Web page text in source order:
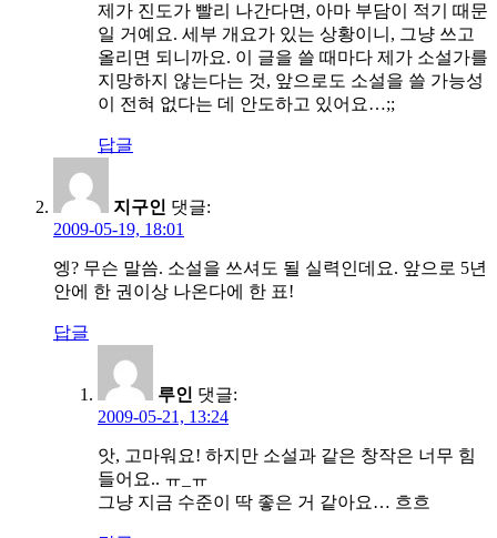
제가 진도가 빨리 나간다면, 아마 부담이 적기 때문
일 거예요. 세부 개요가 있는 상황이니, 그냥 쓰고
올리면 되니까요. 이 글을 쓸 때마다 제가 소설가를
지망하지 않는다는 것, 앞으로도 소설을 쓸 가능성
이 전혀 없다는 데 안도하고 있어요…;;
답글
지구인 댓글:
2009-05-19, 18:01
엥? 무슨 말씀. 소설을 쓰셔도 될 실력인데요. 앞으로 5년
안에 한 권이상 나온다에 한 표!
답글
루인 댓글:
2009-05-21, 13:24
앗, 고마워요! 하지만 소설과 같은 창작은 너무 힘
들어요.. ㅠ_ㅠ
그냥 지금 수준이 딱 좋은 거 같아요… 흐흐